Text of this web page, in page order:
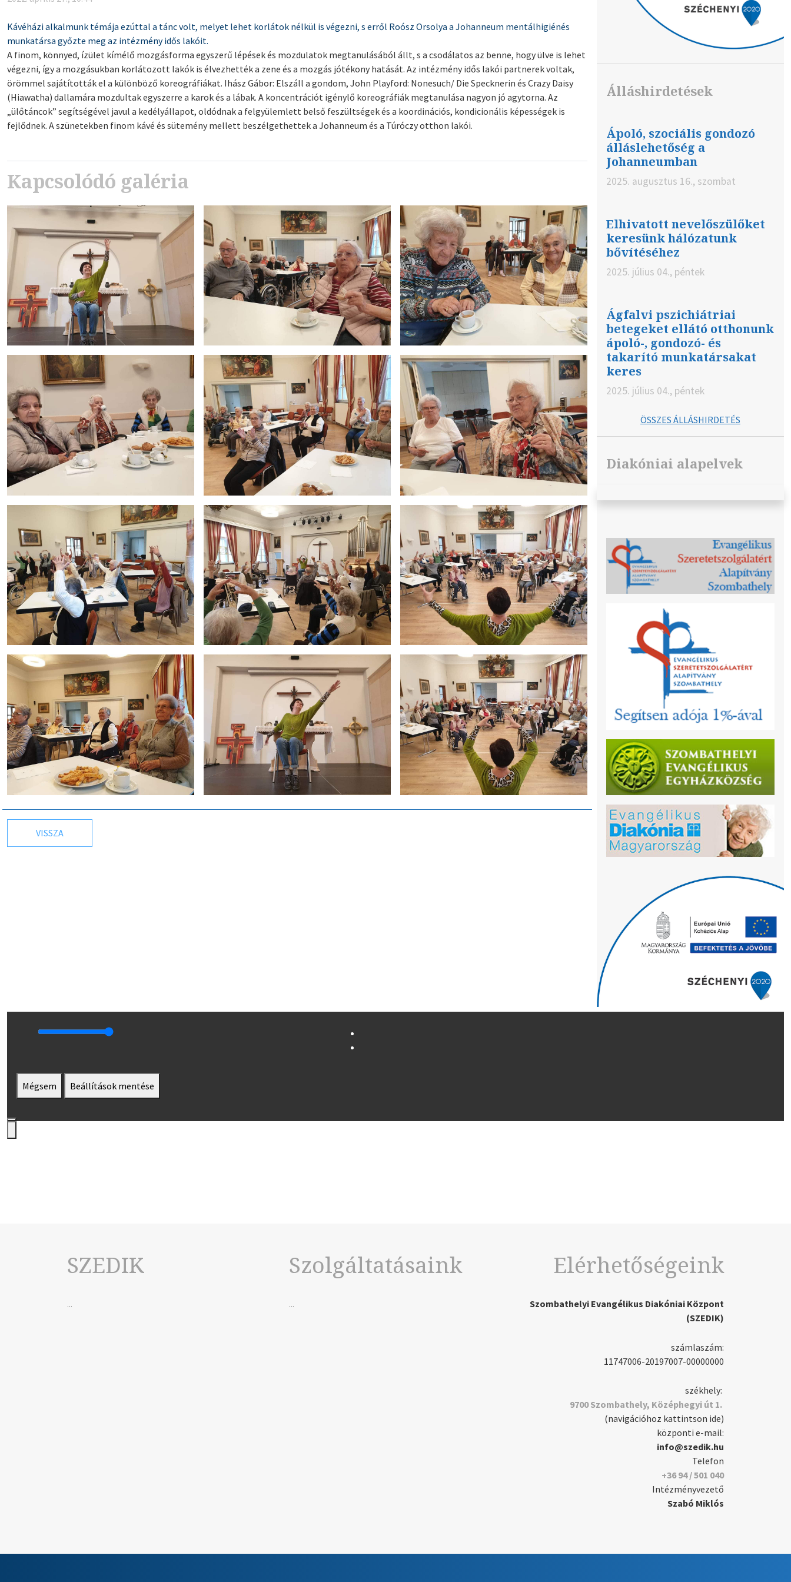
Kávéházi alkalmunk témája ezúttal a tánc volt, melyet lehet korlátok nélkül is végezni, s erről Roósz Orsolya a Johanneum mentálhigiénés
munkatársa győzte meg az intézmény idős lakóit.
A finom, könnyed, ízület kímélő mozgásforma egyszerű lépések és mozdulatok megtanulásából állt, s a csodálatos az benne, hogy ülve is lehet
végezni, így a mozgásukban korlátozott lakók is élvezhették a zene és a mozgás jótékony hatását. Az intézmény idős lakói partnerek voltak,
örömmel sajátították el a különböző koreográfiákat. Ihász Gábor: Elszáll a gondom, John Playford: Nonesuch/ Die Specknerin és Crazy Daisy
(Hiawatha) dallamára mozdultak egyszerre a karok és a lábak. A koncentrációt igénylő koreográfiák megtanulása nagyon jó agytorna. Az
„ülőtáncok” segítségével javul a kedélyállapot, oldódnak a felgyülemlett belső feszültségek és a koordinációs, kondicionális képességek is
fejlődnek. A szünetekben finom kávé és sütemény mellett beszélgethettek a Johanneum és a Túróczy otthon lakói.
Kapcsolódó galéria
VISSZA
Álláshirdetések
Ápoló, szociális gondozó
álláslehetőség a
Johanneumban
2025. augusztus 16., szombat
Elhivatott nevelőszülőket
keresünk hálózatunk
bővítéséhez
2025. július 04., péntek
Ágfalvi pszichiátriai
betegeket ellátó otthonunk
ápoló-, gondozó- és
takarító munkatársakat
keres
2025. július 04., péntek
ÖSSZES ÁLLÁSHIRDETÉS
Diakóniai alapelvek
Mégsem Beállítások mentése
SZEDIK
...
Szolgáltatásaink
...
Elérhetőségeink
Szombathelyi Evangélikus Diakóniai Központ
(SZEDIK)
számlaszám:
11747006-20197007-00000000
székhely:
9700 Szombathely, Középhegyi út 1.
(navigációhoz kattintson ide)
központi e-mail:
info@szedik.hu
Telefon
+36 94 / 501 040
Intézményvezető
Szabó Miklós